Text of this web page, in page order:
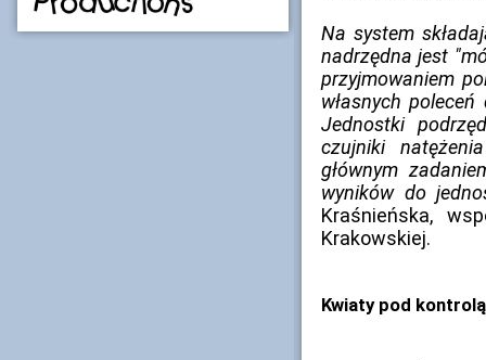
Na system
nadrzędna jest
przyjmowaniem
własnych
Jednostki
czujniki
głównym
wyników do
Kraśnieńska,
Krakowskiej.
Kwiaty pod